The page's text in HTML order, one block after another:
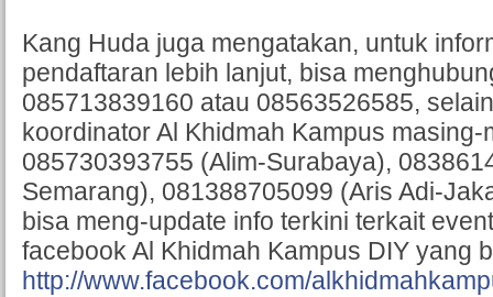
Kang Huda juga mengatakan, untuk
pendaftaran lebih lanjut, bisa
085713839160 atau 08563526585,
koordinator Al Khidmah Kampus
085730393755 (Alim-Surabaya),
Semarang), 081388705099 (Aris Adi-
bisa meng-update info terkini terkait
facebook Al Khidmah Kampus DIY yang
http://www.facebook.com/